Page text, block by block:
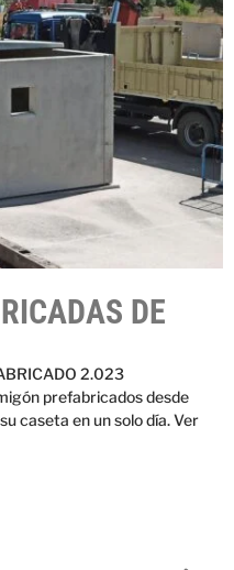
DE
2.023
prefabricados desde
caseta en un solo día. Ver